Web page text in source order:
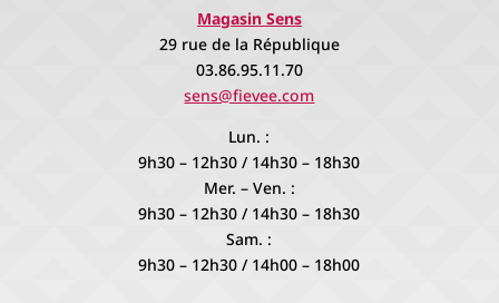
Magasin Sens
29 rue de la République
03.86.95.11.70
sens@fievee.com
Lun. :
9h30 – 12h30 / 14h30 – 18h30
Mer. – Ven. :
9h30 – 12h30 / 14h30 – 18h30
Sam. :
9h30 – 12h30 / 14h00 – 18h00